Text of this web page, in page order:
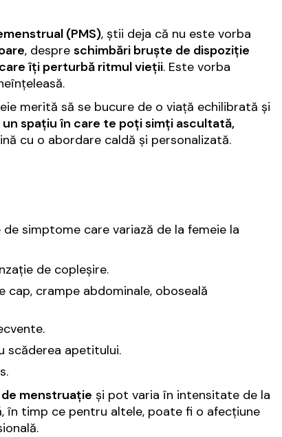
(PMS), știi deja că nu este vorba
, despre schimbări bruște de dispoziție
îți perturbă ritmul vieții. Este vorba
merită să se bucure de o viață echilibrată și
un spațiu în care te poți simți ascultată,
cu o abordare caldă și personalizată.
simptome care variază de la femeie la
de copleșire.
cap, crampe abdominale, oboseală
scăderea apetitului.
menstruație și pot varia în intensitate de la
în timp ce pentru altele, poate fi o afecțiune